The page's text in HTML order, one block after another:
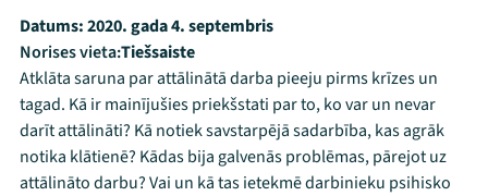
Datums:2020. gada 4. septembris
Norises vieta:Tiešsaiste
Atklāta saruna par attālinātā darba pieeju pirms krīzes un
tagad. Kā ir mainījušies priekšstati par to, ko var un nevar
darīt attālināti? Kā notiek savstarpējā sadarbība, kas agrāk
notika klātienē? Kādas bija galvenās problēmas, pārejot uz
attālināto darbu? Vai un kā tas ietekmē darbinieku psihisko